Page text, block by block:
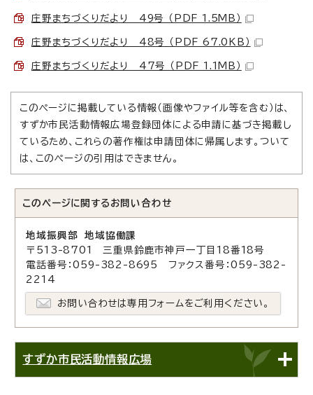
庄野まちづくりだより 49号 （PDF 1.5MB）
庄野まちづくりだより 48号 （PDF 67.0KB）
庄野まちづくりだより 47号 （PDF 1.1MB）
このページに掲載している情報（画像やファイル等を含む）は、
すずか市民活動情報広場登録団体による申請に基づき掲載し
ているため、これらの著作権は申請団体に帰属します。ついて
は、このページの引用はできません。
このページに関する お問い合わせ
地域振興部 地域協働課
〒513-8701 三重県鈴鹿市神戸一丁目18番18号
電話番号：059-382-8695 ファクス番号：059-382-
2214
お問い合わせは専用フォームをご利用ください。
すずか市民活動情報広場